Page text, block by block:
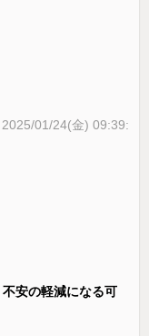
2025/01/24(金) 09:39:
不安の軽減になる可